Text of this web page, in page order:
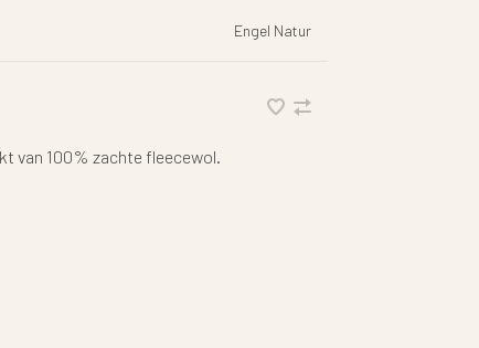
Engel Natur
van 100% zachte fleecewol.